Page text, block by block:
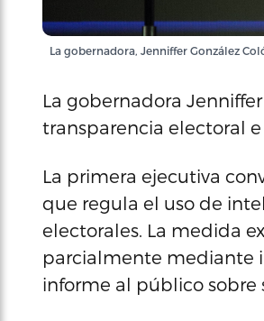
La gobernadora, Jenniffer González
La gobernadora
transparencia electoral
La primera ejecutiva
que regula el uso de
electorales. La medida
parcialmente mediante
informe al público sobre